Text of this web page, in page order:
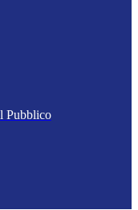
Pubblico